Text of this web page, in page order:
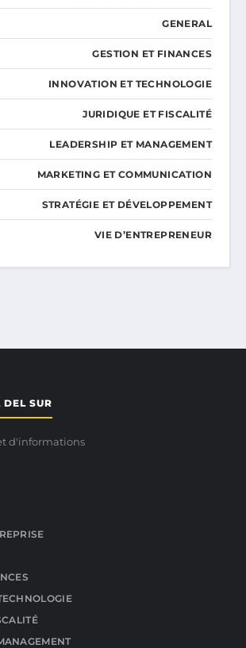
GENERAL
GESTION ET FINANCES
INNOVATION ET TECHNOLOGIE
JURIDIQUE ET FISCALITÉ
LEADERSHIP ET MANAGEMENT
MARKETING ET COMMUNICATION
STRATÉGIE ET DÉVELOPPEMENT
VIE D’ENTREPRENEUR
SUR
d'informations